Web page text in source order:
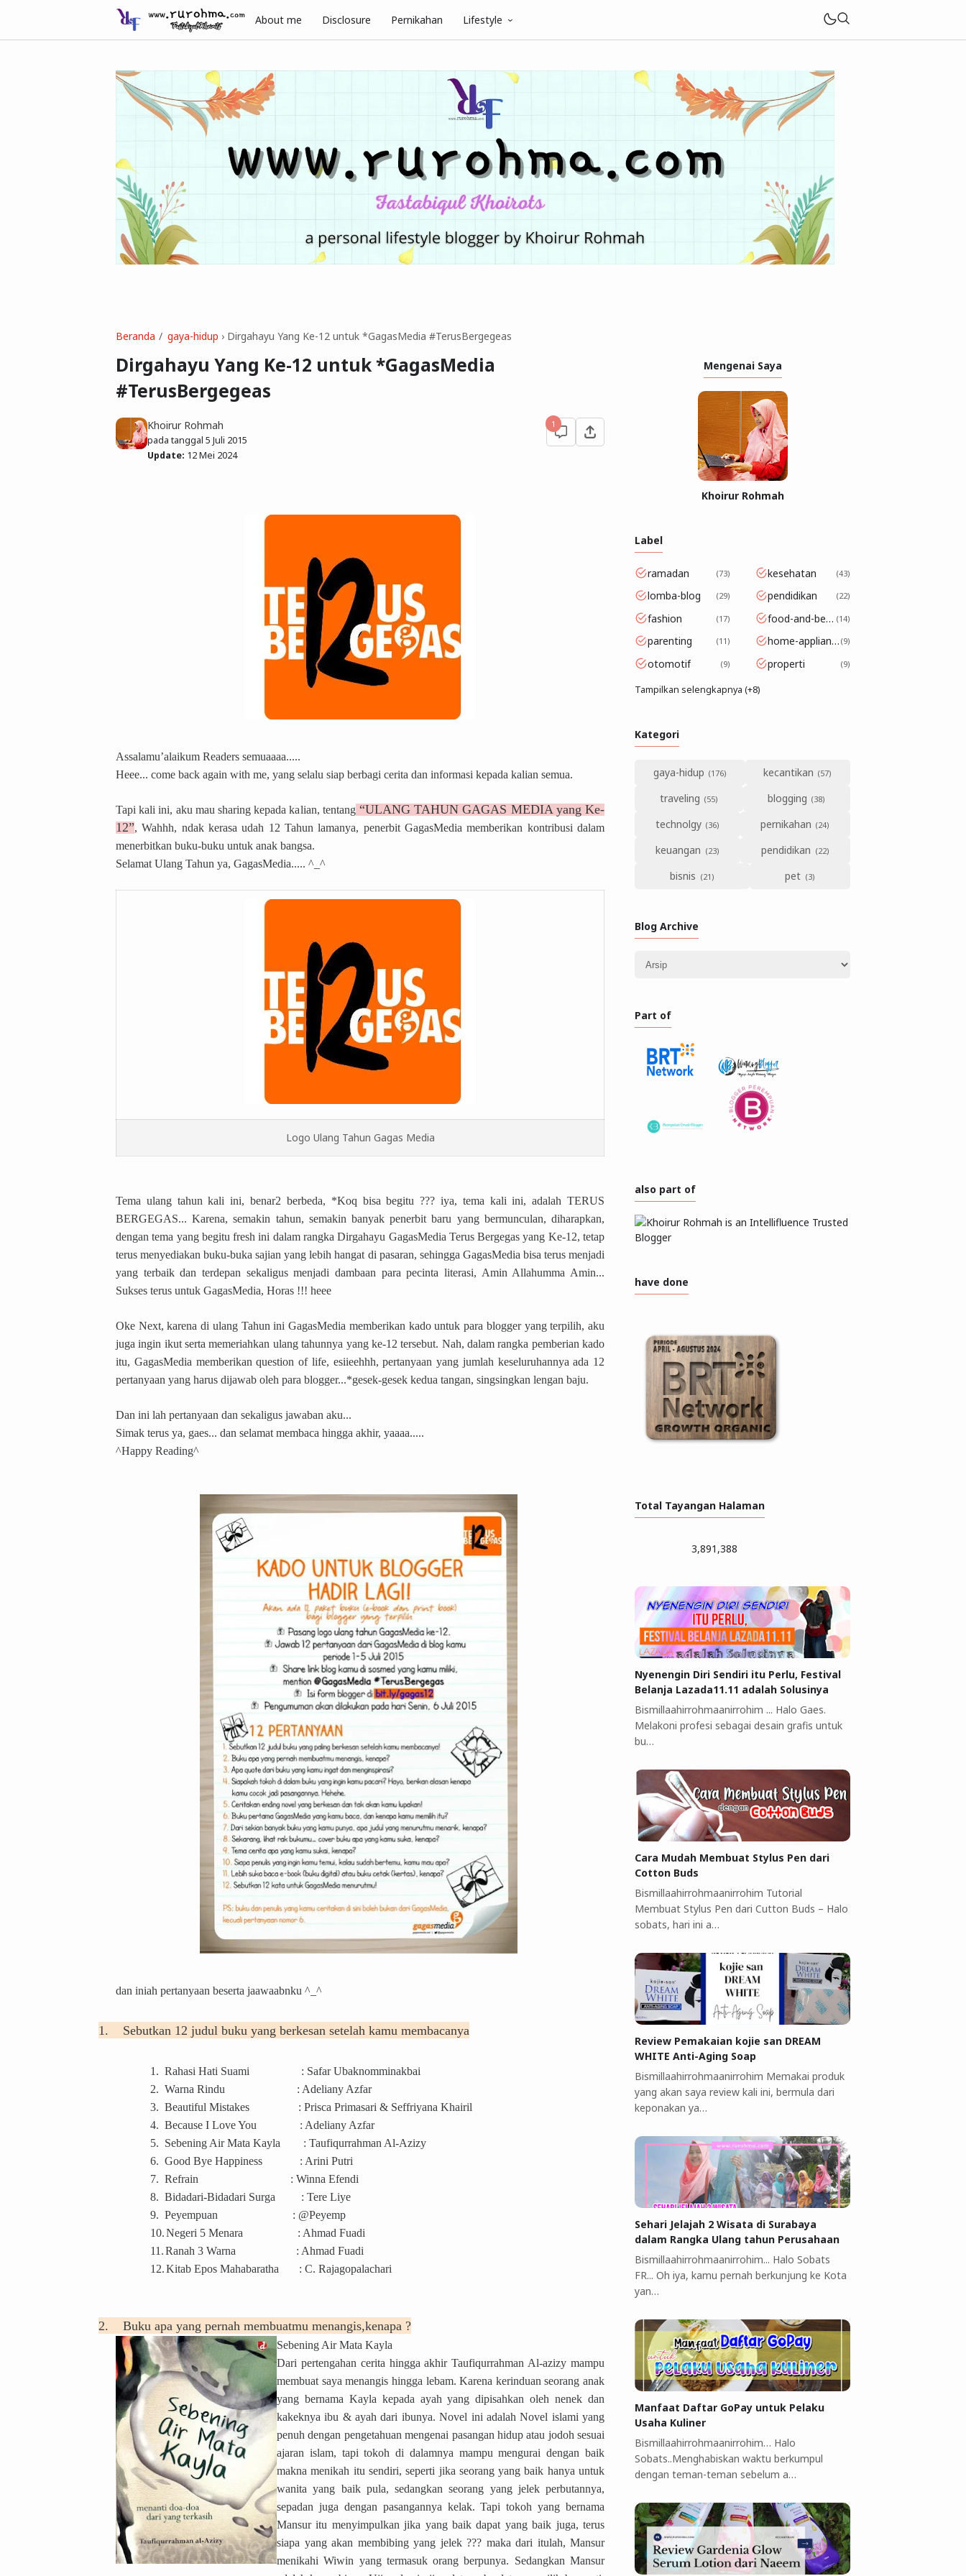
About me Disclosure Pernikahan Lifestyle
Beranda gaya-hidup › Dirgahayu Yang Ke-12 untuk *GagasMedia #TerusBergegeas
Dirgahayu Yang Ke-12 untuk *GagasMedia
#TerusBergegeas
Khoirur Rohmah
pada tanggal 5 Juli 2015
Update: 12 Mei 2024
1
Assalamu’alaikum Readers semuaaaa.....
Heee... come back again with me, yang selalu siap berbagi cerita dan informasi kepada kalian semua.
Tapi kali ini, aku mau sharing kepada kalian, tentang“ULANG TAHUN GAGAS MEDIA yang Ke-
12”, Wahhh, ndak kerasa udah 12 Tahun lamanya, penerbit GagasMedia memberikan kontribusi dalam
menerbitkan buku-buku untuk anak bangsa.
Selamat Ulang Tahun ya, GagasMedia..... ^_^
Logo Ulang Tahun Gagas Media
Tema ulang tahun kali ini, benar2 berbeda, *Koq bisa begitu ??? iya, tema kali ini, adalah TERUS
BERGEGAS... Karena, semakin tahun, semakin banyak penerbit baru yang bermunculan, diharapkan,
dengan tema yang begitu fresh ini dalam rangka Dirgahayu GagasMedia Terus Bergegas yang Ke-12, tetap
terus menyediakan buku-buka sajian yang lebih hangat di pasaran, sehingga GagasMedia bisa terus menjadi
yang terbaik dan terdepan sekaligus menjadi dambaan para pecinta literasi, Amin Allahumma Amin...
Sukses terus untuk GagasMedia, Horas !!! heee
Oke Next, karena di ulang Tahun ini GagasMedia memberikan kado untuk para blogger yang terpilih, aku
juga ingin ikut serta memeriahkan ulang tahunnya yang ke-12 tersebut. Nah, dalam rangka pemberian kado
itu, GagasMedia memberikan question of life, esiieehhh, pertanyaan yang jumlah keseluruhannya ada 12
pertanyaan yang harus dijawab oleh para blogger...*gesek-gesek kedua tangan, singsingkan lengan baju.
Dan ini lah pertanyaan dan sekaligus jawaban aku...
Simak terus ya, gaes... dan selamat membaca hingga akhir, yaaaa.....
^Happy Reading^
dan iniah pertanyaan beserta jaawaabnku ^_^
1. Sebutkan 12 judul buku yang berkesan setelah kamu membacanya
1. Rahasi Hati Suami
: Safar Ubaknomminakbai
2. Warna Rindu
: Adeliany Azfar
3. Beautiful Mistakes
: Prisca Primasari & Seffriyana Khairil
4. Because I Love You
: Adeliany Azfar
5. Sebening Air Mata Kayla
: Taufiqurrahman Al-Azizy
6. Good Bye Happiness
: Arini Putri
7. Refrain
: Winna Efendi
8. Bidadari-Bidadari Surga
: Tere Liye
9. Peyempuan
: @Peyemp
10.Negeri 5 Menara
: Ahmad Fuadi
11.Ranah 3 Warna
: Ahmad Fuadi
12.Kitab Epos Mahabaratha : C. Rajagopalachari
2. Buku apa yang pernah membuatmu menangis,kenapa ?
Sebening Air Mata Kayla
Dari pertengahan cerita hingga akhir Taufiqurrahman Al-azizy mampu
membuat saya menangis hingga lebam. Karena kerinduan seorang anak
yang bernama Kayla kepada ayah yang dipisahkan oleh nenek dan
kakeknya ibu & ayah dari ibunya. Novel ini adalah Novel islami yang
penuh dengan pengetahuan mengenai pasangan hidup atau jodoh sesuai
ajaran islam, tapi tokoh di dalamnya mampu mengurai dengan baik
makna menikah itu sendiri, seperti jika seorang yang baik hanya untuk
wanita yang baik pula, sedangkan seorang yang jelek perbutannya,
sepadan juga dengan pasangannya kelak. Tapi tokoh yang bernama
Mansur itu menyimpulkan jika yang baik dapat yang baik juga, terus
siapa yang akan membibing yang jelek ??? maka dari itulah, Mansur
menikahi Wiwin yang termasuk orang berpunya. Sedangkan Mansur
Mengenai Saya
Khoirur Rohmah
Label
ramadan 73 kesehatan 43
lomba-blog 29 pendidikan 22
fashion 17 food-and-beverage 14
parenting 11 home-appliance 9
otomotif 9 properti 9
Tampilkan selengkapnya (+8)
Kategori
gaya-hidup
kecantikan
traveling
blogging
technolgy
pernikahan
keuangan
pendidikan
bisnis
pet
Blog Archive
Part of
also part of
have done
Total Tayangan Halaman
3,891,388
Nyenengin Diri Sendiri itu Perlu, Festival
Belanja Lazada11.11 adalah Solusinya
Bismillaahirrohmaanirrohim ... Halo Gaes.
Melakoni profesi sebagai desain grafis untuk
bu…
Cara Mudah Membuat Stylus Pen dari
Cotton Buds
Bismillaahirrohmaanirrohim Tutorial
Membuat Stylus Pen dari Cutton Buds ‎–‎ Halo
sobats, hari ini a…
Review Pemakaian kojie san DREAM
WHITE Anti-Aging Soap
Bismillaahirrohmaanirrohim Memakai produk
yang akan saya review kali ini, bermula dari
keponakan ya…
Sehari Jelajah 2 Wisata di Surabaya
dalam Rangka Ulang tahun Perusahaan
Bismillaahirrohmaanirrohim... Halo Sobats
FR... Oh iya, kamu pernah berkunjung ke Kota
yan…
Manfaat Daftar GoPay untuk Pelaku
Usaha Kuliner ‎
Bismillaahirrohmaanirrohim…‎ Halo
Sobats..Menghabiskan waktu berkumpul
dengan teman-teman sebelum a…